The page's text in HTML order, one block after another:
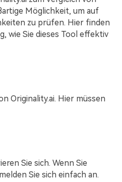
Möglichkeit, um auf
zu prüfen. Hier finden
wie Sie dieses Tool effektiv
Originality.ai. Hier müssen
Sie sich. Wenn Sie
Sie sich einfach an.